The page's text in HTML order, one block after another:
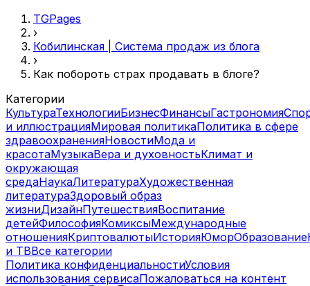
TGPages
›
Кобилинская | Система продаж из блога
›
Как побороть страх продавать в блоге?
Категории
КультураТехнологииБизнесФинансыГастрономия
и иллюстрацияМировая политикаПолитика в сфере
здравоохраненияНовостиМода и
красотаМузыкаВера и духовностьКлимат и
окружающая
средаНаукаЛитератураХудожественная
литератураЗдоровый образ
жизниДизайнПутешествияВоспитание
детейФилософияКомиксыМеждународные
отношенияКриптовалютыИсторияЮморОбразование
и ТВВсе категории
Политика конфиденциальностиУсловия
использования сервисаПожаловаться на контент